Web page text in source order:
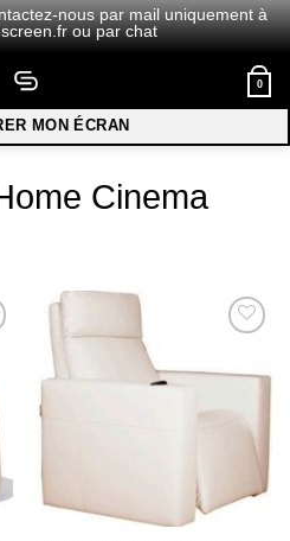
nouspar mail uniquement à
ou par chat
0
MON ÉCRAN
Cinema
wishlist